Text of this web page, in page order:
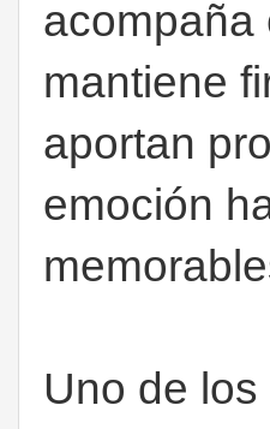
acompaña
mantiene
aportan
emoción
Uno de los